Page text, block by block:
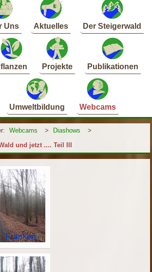
Uns Aktuelles Der Steigerwald
Projekte Publikationen
Umweltbildung Webcams
Webcams > Diashows
>
und jetzt .... Teil III